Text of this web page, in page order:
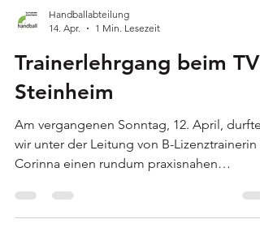
Handballabteilung